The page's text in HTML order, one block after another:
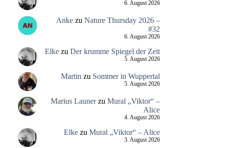
6. August 2026
Ankezu Nature Thursday 2026 –
#32
6. August 2026
Elkezu Der krumme Spiegel der Zeit
5. August 2026
Martin zu Sommer in Wuppertal
5. August 2026
Marius Launerzu Mural „Viktor“ –
Alice
4. August 2026
Elkezu Mural „Viktor“ – Alice
3. August 2026